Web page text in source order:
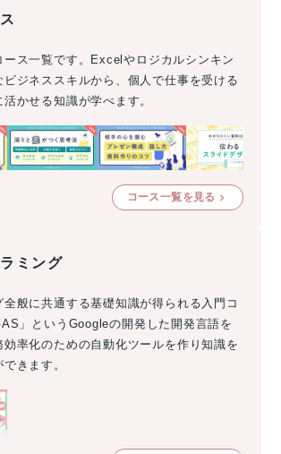
ース一覧です。Excelやロジカルシンキン
ビジネススキルから、個人で仕事を受ける
かせる知識が学べます。
コース一覧を見る
ミング
全般に共通する基礎知識が得られる入門コ
」というGoogleの開発した開発言語を
効率化のための自動化ツールを作り知識を
きます。